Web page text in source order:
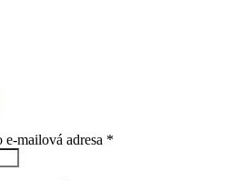
mailová adresa *